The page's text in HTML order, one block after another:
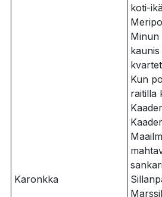
Karonkka
koti-
Minun
Kun
raitilla